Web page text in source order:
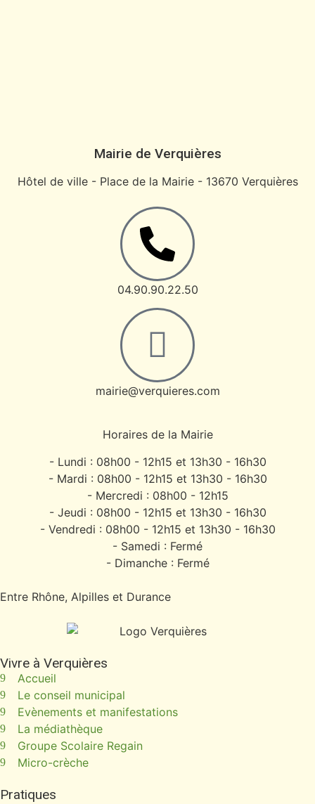
Mairie de Verquières
Hôtel de ville - Place de la Mairie - 13670 Verquières
04.90.90.22.50
mairie@verquieres.com
Horaires de la Mairie
- Lundi : 08h00 - 12h15 et 13h30 - 16h30
- Mardi : 08h00 - 12h15 et 13h30 - 16h30
- Mercredi : 08h00 - 12h15
- Jeudi : 08h00 - 12h15 et 13h30 - 16h30
- Vendredi : 08h00 - 12h15 et 13h30 - 16h30
- Samedi : Fermé
- Dimanche : Fermé
Entre Rhône, Alpilles et Durance
Vivre à Verquières
Accueil
Le conseil municipal
Evènements et manifestations
La médiathèque
Groupe Scolaire Regain
Micro-crèche
Pratiques